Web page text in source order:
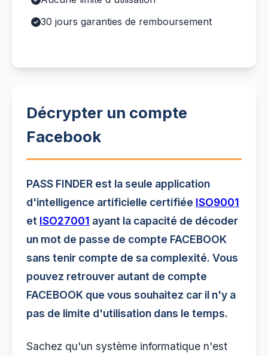
30 jours garanties de remboursement
Décrypter un compte
Facebook
PASS FINDER est la seule application
d'intelligence artificielle certifiée ISO9001
et ISO27001 ayant la capacité de décoder
un mot de passe de compte FACEBOOK
sans tenir compte de sa complexité. Vous
pouvez retrouver autant de compte
FACEBOOK que vous souhaitez car il n'y a
pas de limite d'utilisation dans le temps.
Sachez qu'un système informatique n'est